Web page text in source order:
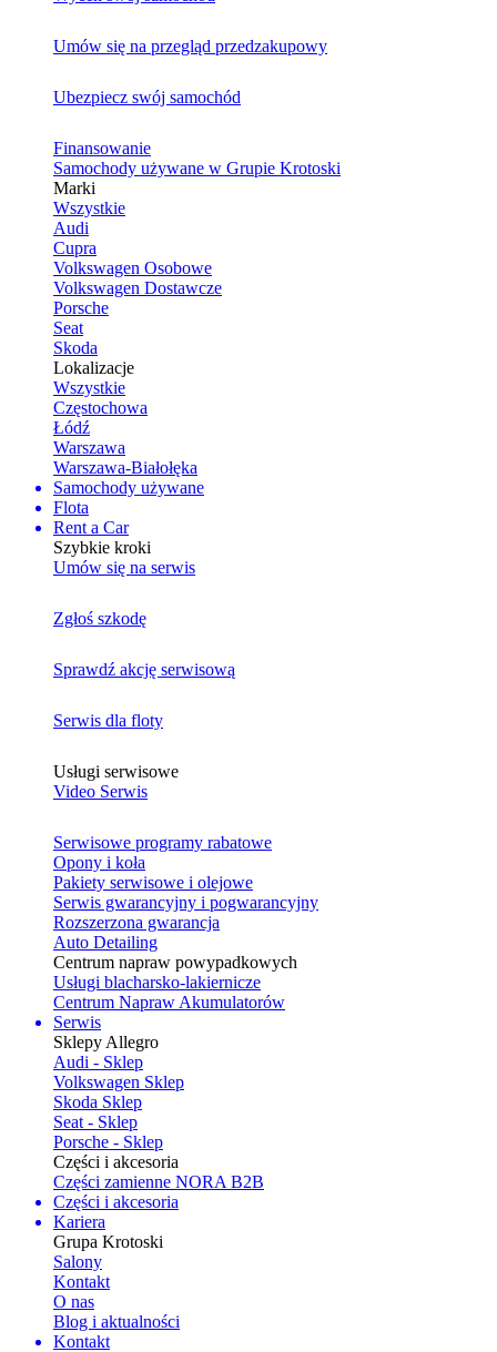
Umów się na przegląd przedzakupowy
Ubezpiecz swój samochód
Finansowanie
Samochody używane w Grupie Krotoski
Marki
Wszystkie
Audi
Cupra
Volkswagen Osobowe
Volkswagen Dostawcze
Porsche
Seat
Skoda
Lokalizacje
Wszystkie
Częstochowa
Łódź
Warszawa
Warszawa-Białołęka
Samochody używane
Flota
Rent a Car
Szybkie kroki
Umów się na serwis
Zgłoś szkodę
Sprawdź akcję serwisową
Serwis dla floty
Usługi serwisowe
Video Serwis
Serwisowe programy rabatowe
Opony i koła
Pakiety serwisowe i olejowe
Serwis gwarancyjny i pogwarancyjny
Rozszerzona gwarancja
Auto Detailing
Centrum napraw powypadkowych
Usługi blacharsko-lakiernicze
Centrum Napraw Akumulatorów
Serwis
Sklepy Allegro
Audi - Sklep
Volkswagen Sklep
Skoda Sklep
Seat - Sklep
Porsche - Sklep
Części i akcesoria
Części zamienne NORA B2B
Części i akcesoria
Kariera
Grupa Krotoski
Salony
Kontakt
O nas
Blog i aktualności
Kontakt